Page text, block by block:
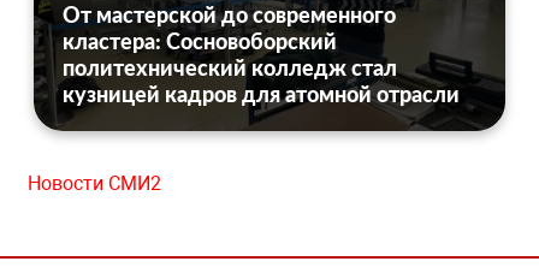
От мастерской до современного
кластера: Сосновоборский
политехнический колледж стал
кузницей кадров для атомной отрасли
Новости СМИ2